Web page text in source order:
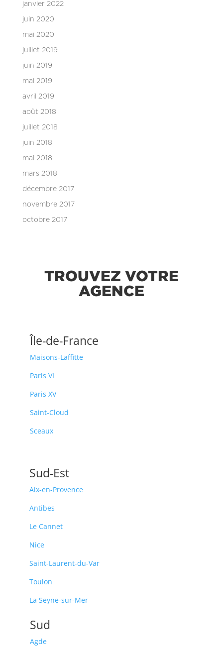
janvier 2022
juin 2020
mai 2020
juillet 2019
juin 2019
mai 2019
avril 2019
août 2018
juillet 2018
juin 2018
mai 2018
mars 2018
décembre 2017
novembre 2017
octobre 2017
TROUVEZ VOTRE
AGENCE
Île-de-France
Maisons-Laffitte
Paris VI
Paris XV
Saint-Cloud
Sceaux
Sud-Est
Aix-en-Provence
Antibes
Le Cannet
Nice
Saint-Laurent-du-Var
Toulon
La Seyne-sur-Mer
Sud
Agde